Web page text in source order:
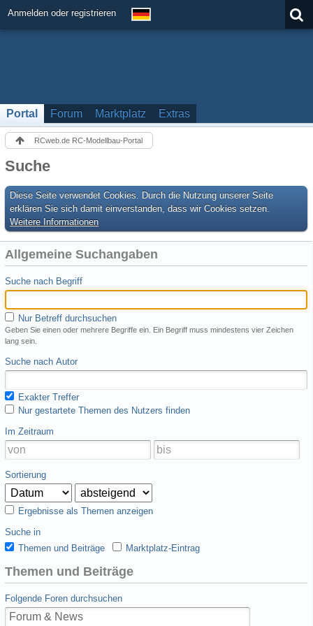
Anmelden oder registrieren
Portal Forum Marktplatz Extras
RCweb.de RC-Modellbau-Portal
Suche
Diese Seite verwendet Cookies. Durch die Nutzung unserer Seite
erklären Sie sich damit einverstanden, dass wir Cookies setzen.
Weitere Informationen
Allgemeine Suchangaben
Suche nach Begriff
Nur Betreff durchsuchen
Geben Sie einen oder mehrere Begriffe ein. Ein Begriff muss mindestens vier Zeichen
lang sein.
Suche nach Autor
Exakter Treffer
Nur gestartete Themen des Nutzers finden
Im Zeitraum
Sortierung
Ergebnisse als Themen anzeigen
Suche in
Themen und Beiträge
Marktplatz-Eintrag
Themen und Beiträge
Folgende Foren durchsuchen